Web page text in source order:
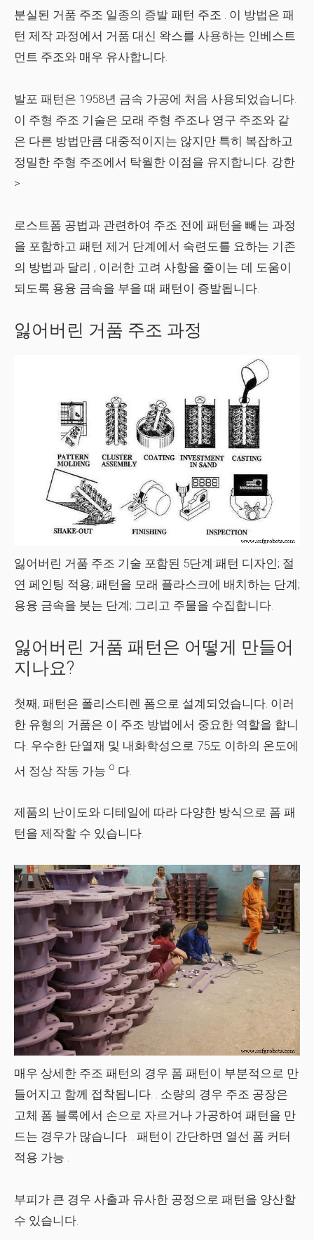
분실된 거품 주조 일종의 증발 패턴 주조 . 이 방법은 패
턴 제작 과정에서 거품 대신 왁스를 사용하는 인베스트
먼트 주조와 매우 유사합니다.
발포 패턴은 1958년 금속 가공에 처음 사용되었습니다.
이 주형 주조 기술은 모래 주형 주조나 영구 주조와 같
은 다른 방법만큼 대중적이지는 않지만 특히 복잡하고
정밀한 주형 주조에서 탁월한 이점을 유지합니다. 강한
>
로스트폼 공법과 관련하여 주조 전에 패턴을 빼는 과정
을 포함하고 패턴 제거 단계에서 숙련도를 요하는 기존
의 방법과 달리 , 이러한 고려 사항을 줄이는 데 도움이
되도록 용융 금속을 부을 때 패턴이 증발됩니다.
잃어버린 거품 주조 과정
잃어버린 거품 주조 기술 포함된 5단계:패턴 디자인; 절
연 페인팅 적용; 패턴을 모래 플라스크에 배치하는 단계;
용융 금속을 붓는 단계; 그리고 주물을 수집합니다.
잃어버린 거품 패턴은 어떻게 만들어
지나요?
첫째, 패턴은 폴리스티렌 폼으로 설계되었습니다. 이러
한 유형의 거품은 이 주조 방법에서 중요한 역할을 합니
다. 우수한 단열재 및 내화학성으로 75도 이하의 온도에
서 정상 작동 가능 o 다.
제품의 난이도와 디테일에 따라 다양한 방식으로 폼 패
턴을 제작할 수 있습니다.
매우 상세한 주조 패턴의 경우 폼 패턴이 부분적으로 만
들어지고 함께 접착됩니다. . 소량의 경우 주조 공장은
고체 폼 블록에서 손으로 자르거나 가공하여 패턴을 만
드는 경우가 많습니다. . 패턴이 간단하면 열선 폼 커터
적용 가능 .
부피가 큰 경우 사출과 유사한 공정으로 패턴을 양산할
수 있습니다.